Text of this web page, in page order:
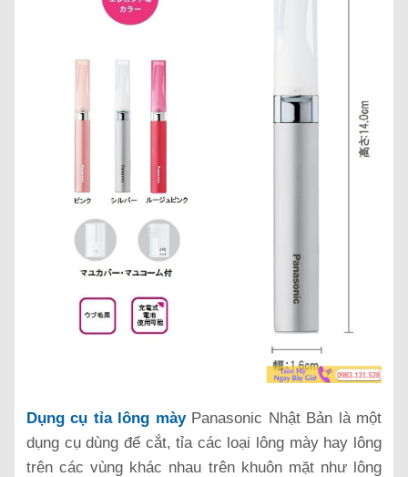
Dụng cụ tỉa lông màyPanasonic Nhật Bản là một
dụng cụ dùng để cắt, tỉa các loại lông mày hay lông
trên các vùng khác nhau trên khuôn mặt như lông